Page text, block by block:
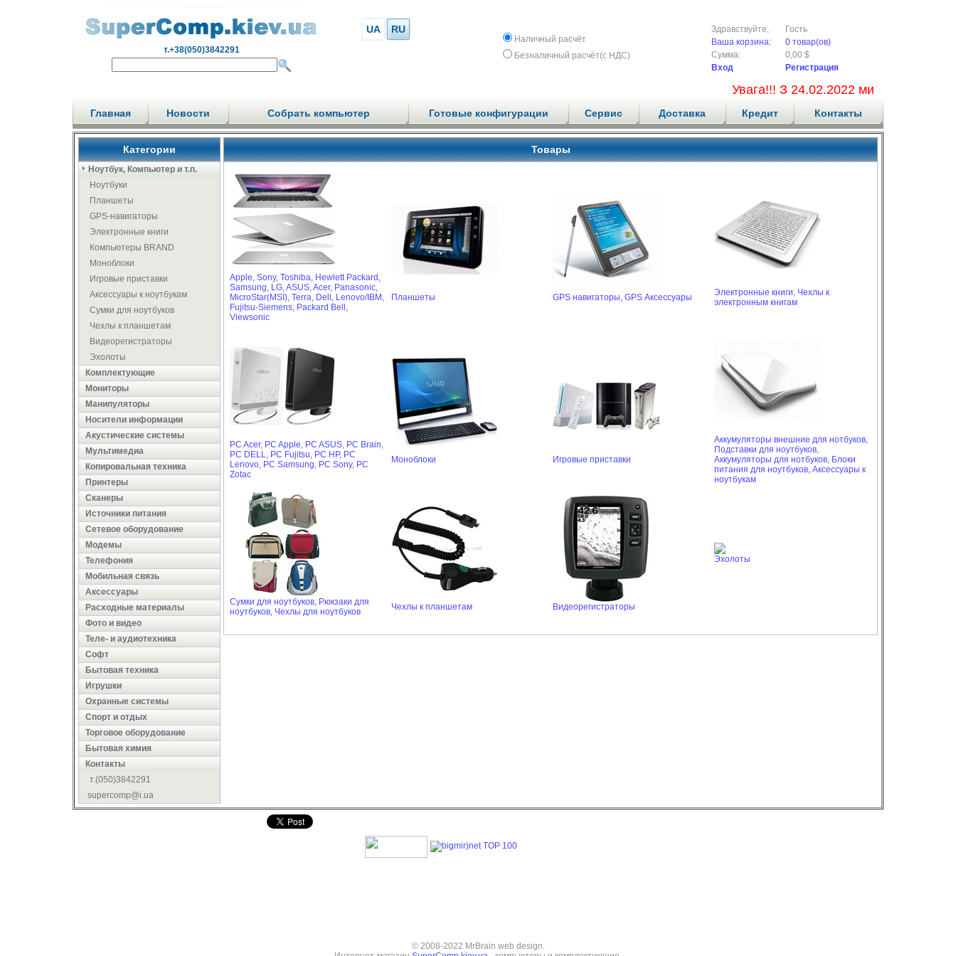
т.+38(050)3842291
UA RU
Наличный расчёт
Безналичный расчёт(с НДС)
Здравствуйте,
Гость
Ваша корзина:
0 товар(ов)
Сумма:
0,00 $
Вход
Регистрация
Увага!!! З 24.02.2022 ми не приймаємо
Главная Новости Собрать компьютер Готовые конфигурации Сервис Доставка Кредит Контакты
Категории
Ноутбук, Компьютер и т.п.
Ноутбуки
Планшеты
GPS-навигаторы
Электронные книги
Компьютеры BRAND
Моноблоки
Игровые приставки
Аксессуары к ноутбукам
Сумки для ноутбуков
Чехлы к планшетам
Видеорегистраторы
Эхолоты
Комплектующие
Мониторы
Манипуляторы
Носители информации
Акустические системы
Мультимедиа
Копировальная техника
Принтеры
Сканеры
Источники питания
Сетевое оборудование
Модемы
Телефония
Мобильная связь
Аксессуары
Расходные материалы
Фото и видео
Теле- и аудиотехника
Софт
Бытовая техника
Игрушки
Охранные системы
Cпорт и отдых
Торговое оборудование
Бытовая химия
Контакты
т.(050)3842291
supercomp@i.ua
Товары
Apple, Sony, Toshiba, Hewlett Packard,
Samsung, LG,ASUS,Acer, Panasonic,
MicroStar(MSI), Terra, Dell, Lenovo/IBM,
Fujitsu-Siemens, Packard Bell,
Viewsonic
Планшеты GPS навигаторы, GPS Аксессуары Электронные книги, Чехлы к
электронным книгам
PC Acer, PC Apple, PC ASUS, PC Brain,
PC DELL, PC Fujitsu, PC HP, PC
Lenovo, PC Samsung, PC Sony, PC
Zotac
Моноблоки Игровые приставки
Аккумуляторы внешние для нотбуков,
Подставки для ноутбуков,
Аккумуляторы для нотбуков, Блоки
питания для ноутбуков, Аксессуары к
ноутбукам
Сумки для ноутбуков, Рюкзаки для
ноутбуков, Чехлы для ноутбуков Чехлы к планшетам Видеорегистраторы
Эхолоты
© 2008-2022 MrBrain web design.